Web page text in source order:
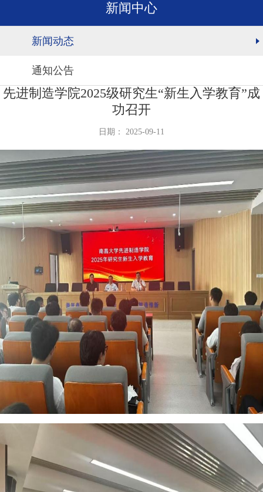
新闻中心
新闻动态
通知公告
先进制造学院2025级研究生“新生入学教育”成
功召开
日期： 2025-09-11